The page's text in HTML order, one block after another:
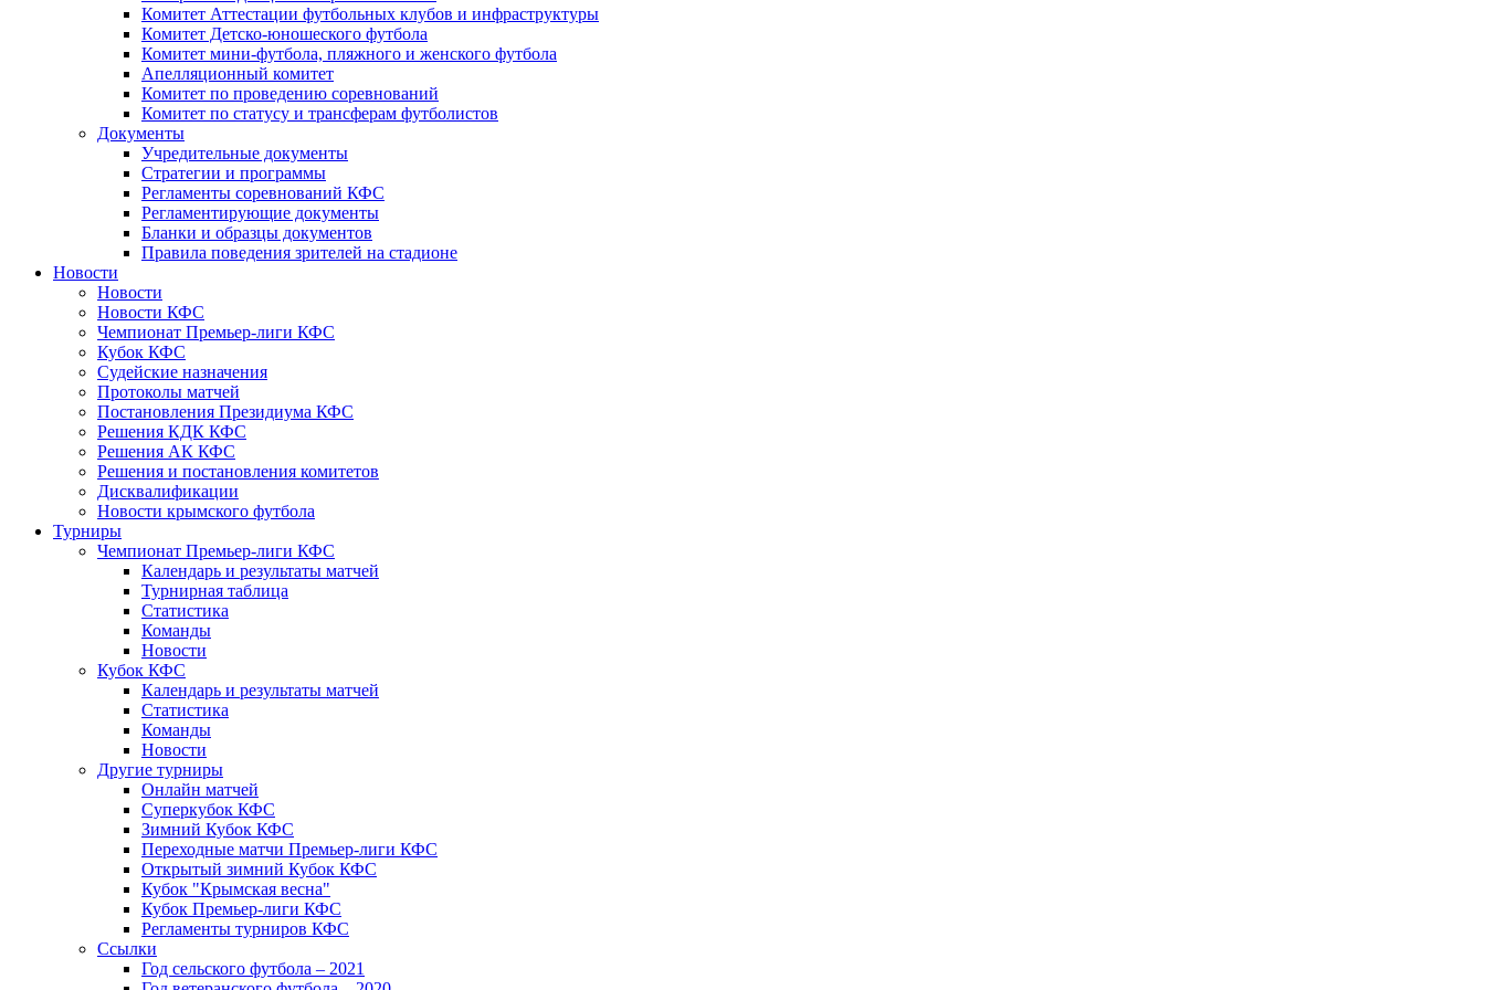
Комитет Аттестации футбольных клубов и инфраструктуры
Комитет Детско-юношеского футбола
Комитет мини-футбола, пляжного и женского футбола
Апелляционный комитет
Комитет по проведению соревнований
Комитет по статусу и трансферам футболистов
Документы
Учредительные документы
Стратегии и программы
Регламенты соревнований КФС
Регламентирующие документы
Бланки и образцы документов
Правила поведения зрителей на стадионе
Новости
Новости
Новости КФС
Чемпионат Премьер-лиги КФС
Кубок КФС
Судейские назначения
Протоколы матчей
Постановления Президиума КФС
Решения КДК КФС
Решения АК КФС
Решения и постановления комитетов
Дисквалификации
Новости крымского футбола
Турниры
Чемпионат Премьер-лиги КФС
Календарь и результаты матчей
Турнирная таблица
Статистика
Команды
Новости
Кубок КФС
Календарь и результаты матчей
Статистика
Команды
Новости
Другие турниры
Онлайн матчей
Суперкубок КФС
Зимний Кубок КФС
Переходные матчи Премьер-лиги КФС
Открытый зимний Кубок КФС
Кубок "Крымская весна"
Кубок Премьер-лиги КФС
Регламенты турниров КФС
Ссылки
Год сельского футбола – 2021